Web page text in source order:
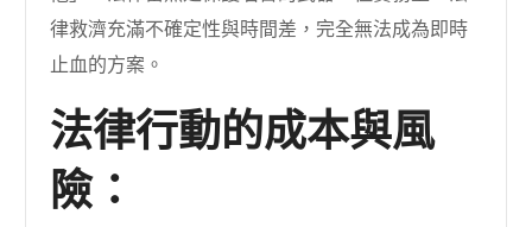
律救濟充滿不確定性與時間差，完全無法成為即時
止血的方案。
法律行動的成本與風
險：